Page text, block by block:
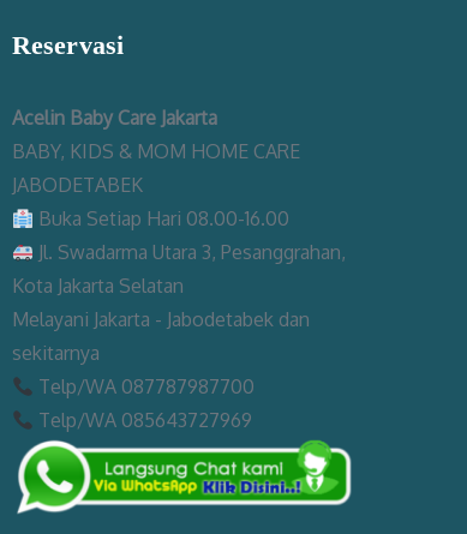
Reservasi
Acelin Baby Care Jakarta
BABY, KIDS & MOM HOME CARE
JABODETABEK
Buka Setiap Hari 08.00-16.00
Jl. Swadarma Utara 3, Pesanggrahan,
Kota Jakarta Selatan
Melayani Jakarta - Jabodetabek dan
sekitarnya
Telp/WA 087787987700
Telp/WA 085643727969